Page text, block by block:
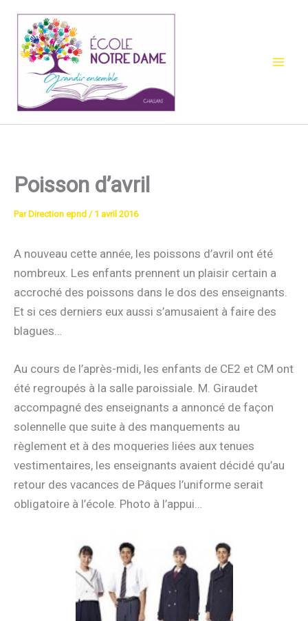
contenu
Poisson d’avril
Par Direction epnd / 1 avril 2016
A nouveau cette année, les poissons d’avril ont été
nombreux. Les enfants prennent un plaisir certain a
accroché des poissons dans le dos des enseignants.
Et si ces derniers eux aussi s’amusaient à faire des
blagues…
Au cours de l’après-midi, les enfants de CE2 et CM ont
été regroupés à la salle paroissiale. M. Giraudet
accompagné des enseignants a annoncé de façon
solennelle que suite à des manquements au
règlement et à des moqueries liées aux tenues
vestimentaires, les enseignants avaient décidé qu’au
retour des vacances de Pâques l’uniforme serait
obligatoire à l’école. Photo à l’appui…